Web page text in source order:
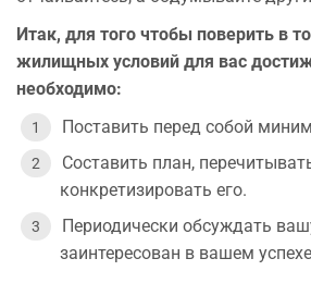
Итак, для того чтобы поверить в
жилищных условий для вас
необходимо:
Поставить перед собой
Составить план,
конкретизировать его.
Периодически обсуждать
заинтересован в вашем